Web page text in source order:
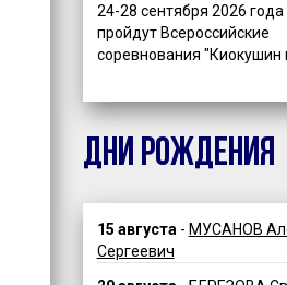
24-28 сентября 2026 года
пройдут Всероссийские
соревнования "Киокушин
ДНИ РОЖДЕНИЯ
15 августа - МУСАНОВ
Сергеевич